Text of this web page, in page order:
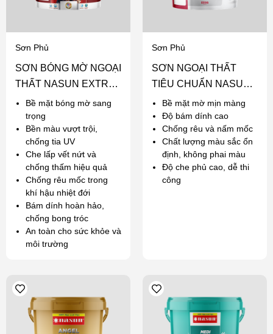
Sơn Phủ
SƠN BÓNG MỜ NGOẠI
THẤT NASUN EXTRA
PROTECT
Bề mặt bóng mờ sang
trọng
Bền màu vượt trội,
chống tia UV
Che lấp vết nứt và
chống thấm hiệu quả
Chống rêu mốc trong
khí hậu nhiệt đới
Bám dính hoàn hảo,
chống bong tróc
An toàn cho sức khỏe và
môi trường
Sơn Phủ
SƠN NGOẠI THẤT
TIÊU CHUẨN NASUN
ECO EX
Bề mặt mờ mịn màng
Độ bám dính cao
Chống rêu và nấm mốc
Chất lượng màu sắc ổn
định, không phai màu
Độ che phủ cao, dễ thi
công